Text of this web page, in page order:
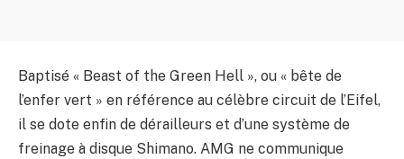
Baptisé « Beast of the Green Hell », ou « bête de
l’enfer vert » en référence au célèbre circuit de l’Eifel,
il se dote enfin de dérailleurs et d’une système de
freinage à disque Shimano. AMG ne communique